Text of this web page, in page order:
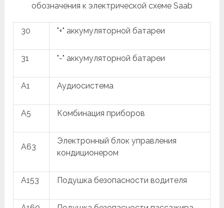
обозначения к электрической схеме Saab
30 "+" аккумуляторной батареи
31 "-" аккумуляторной батареи
A1 Аудиосистема
A5 Комбинация приборов
A63
Электронный блок управления
кондиционером
A153 Подушка безопасности водителя